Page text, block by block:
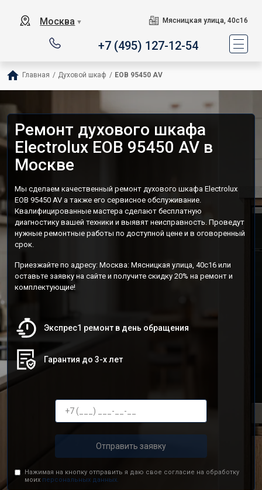
Москва ▼ Мясницкая улица, 40с16
+7 (495) 127-12-54
Главная / Духовой шкаф / EOB 95450 AV
Ремонт духового шкафа
Electrolux EOB 95450 AV в
Москве
Мы сделаем качественный ремонт духового шкафа Electrolux
EOB 95450 AV а также его сервисное обслуживание.
Квалифицированные мастера сделают бесплатную
диагностику вашей техники и выявят неисправность. Проведут
нужные ремонтные работы по доступной цене и в оговоренный
срок.
Приезжайте по адресу: Москва: Мясницкая улица, 40с16 или
оставьте заявку на сайте и получите скидку 20% на ремонт и
комплектующие!
Экспрес1 ремонт в день обращения
Гарантия до 3-х лет
Отправить заявку
Нажимая на кнопку отправить я даю свое согласие на обработку
моих персональных данных.